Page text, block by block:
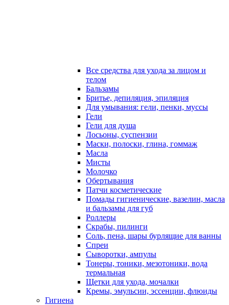
Все средства для ухода за лицом и
телом
Бальзамы
Бритье, депиляция, эпиляция
Для умывания: гели, пенки, муссы
Гели
Гели для душа
Лосьоны, суспензии
Маски, полоски, глина, гоммаж
Масла
Мисты
Молочко
Обертывания
Патчи косметические
Помады гигиенические, вазелин, масла
и бальзамы для губ
Роллеры
Скрабы, пилинги
Соль, пена, шары бурлящие для ванны
Спреи
Сыворотки, ампулы
Тонеры, тоники, мезотоники, вода
термальная
Щетки для ухода, мочалки
Кремы, эмульсии, эссенции, флюиды
Гигиена